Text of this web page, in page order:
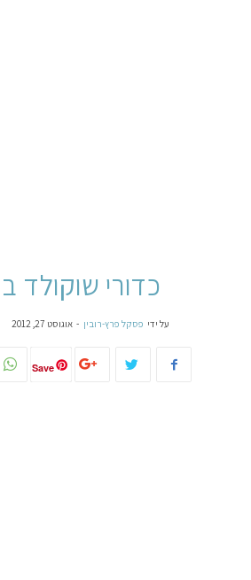
כדורי שוקולד
על ידי פסקל פרץ-רובין - אוגוסט 27, 2012
Save